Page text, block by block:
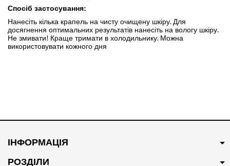
Спосіб застосування:
Нанесіть кілька крапель на чисту очищену шкіру. Для
досягнення оптимальних результатів нанесіть на вологу шкіру.
Не змивати! Краще тримати в холодильнику. Можна
використовувати кожного дня
ІНФОРМАЦІЯ
РОЗДІЛИ